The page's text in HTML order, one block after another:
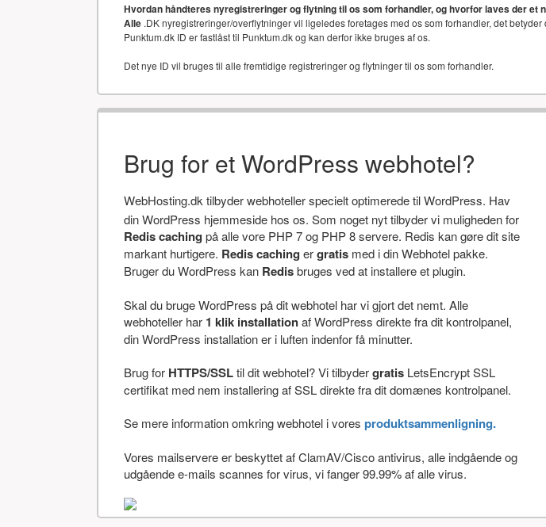
Hvordan håndteres nyregistreringer og flytning til os som forhandler, og hvorfor laves der et
Alle .DK nyregistreringer/overflytninger vil ligeledes foretages med os som forhandler, det betyder
Punktum.dk ID er fastlåst til Punktum.dk og kan derfor ikke bruges af os.
Det nye ID vil bruges til alle fremtidige registreringer og flytninger til os som forhandler.
Brug for et WordPress webhotel?
WebHosting.dk tilbyder webhoteller specielt optimerede til WordPress. Hav
din WordPress hjemmeside hos os. Som noget nyt tilbyder vi muligheden for
Redis caching på alle vore PHP 7 og PHP 8 servere. Redis kan gøre dit site
markant hurtigere. Redis caching ergratis med i din Webhotel pakke.
Bruger du WordPress kan Redisbruges ved at installere et plugin.
Skal du bruge WordPress på dit webhotel har vi gjort det nemt. Alle
webhoteller har 1 klik installationaf WordPress direkte fra dit kontrolpanel,
din WordPress installation er i luften indenfor få minutter.
Brug for HTTPS/SSLtil dit webhotel? Vi tilbydergratis LetsEncrypt SSL
certifikat med nem installering af SSL direkte fra dit domænes kontrolpanel.
Se mere information omkring webhotel i vores produktsammenligning.
Vores mailservere er beskyttet af ClamAV/Cisco antivirus, alle indgående og
udgående e-mails scannes for virus, vi fanger 99.99% af alle virus.